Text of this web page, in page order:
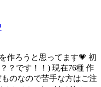
作ろうと思ってます💗 初
？です！！) 現在76種 作
のなので苦手な方はご注